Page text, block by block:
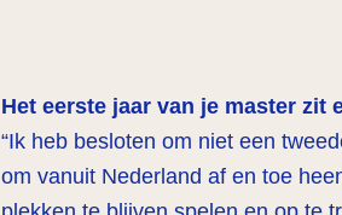
Het eerste jaar van je master zit
“Ik heb besloten om niet een
om vanuit Nederland af en toe